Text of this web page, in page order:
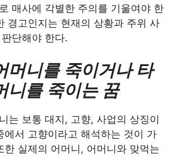
매사에 각별한 주의를 기울여야 한
경고인지는 현재의 상황과 주위 사
단해야 한다.
머니를 죽이거나 타
니를 죽이는 꿈
는 보통 대지, 고향, 사업의 상징이
에서 고향이라고 해석하는 것이 가
한 실제의 어머니, 어머니와 맞먹는